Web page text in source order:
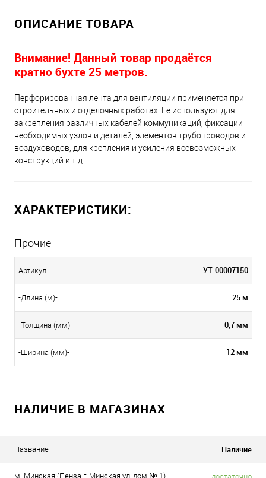
ОПИСАНИЕ ТОВАРА
Внимание! Данный товар продаётся
кратно бухте 25 метров.
Перфорированная лента для вентиляции применяется при
строительных и отделочных работах. Ее используют для
закрепления различных кабелей коммуникаций, фиксации
необходимых узлов и деталей, элементов трубопроводов и
воздуховодов, для крепления и усиления всевозможных
конструкций и т.д.
ХАРАКТЕРИСТИКИ:
Прочие
Артикул УТ-00007150
-Длина (м)- 25 м
-Толщина (мм)- 0,7 мм
-Ширина (мм)- 12 мм
НАЛИЧИЕ В МАГАЗИНАХ
Название Наличие
м. Минская (Пенза г, Минская ул, дом № 1)